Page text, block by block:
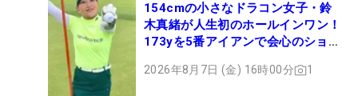
154cmの小さなドラコン女子・鈴
木真緒が人生初のホールインワン！
173yを5番アイアンで会心のショッ
2026年8月7日 (金) 16時00分 1